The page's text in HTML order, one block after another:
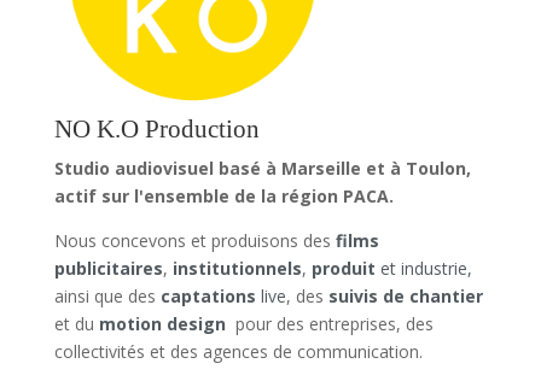
NO K.O Production
Studio audiovisuel basé à Marseille et à Toulon,
actif sur l'ensemble de la région PACA.
Nous concevons et produisons des films
publicitaires, institutionnels, produit et industrie,
ainsi que des captations live, des suivis de chantier
et du motion design pour des entreprises, des
collectivités et des agences de communication.